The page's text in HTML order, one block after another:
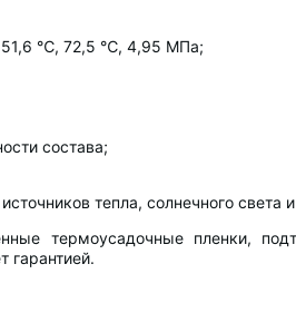
- 51,6 ℃, 72,5 ℃, 4,95 МПа;
состава;
тепла, солнечного света
термоусадочные пленки,
гарантией.